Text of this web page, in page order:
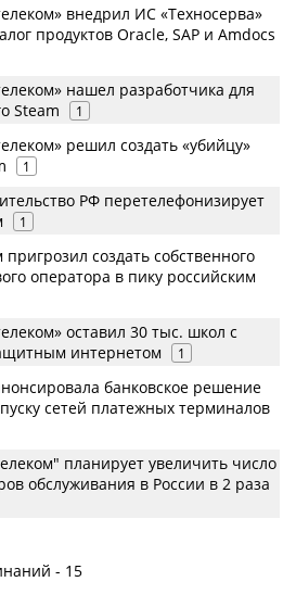
внедрил ИС «Техносерва»
продуктов Oracle, SAP и Amdocs
нашел разработчика для
Steam
1
решил создать «убийцу»
1
РФ перетелефонизирует
1
создать собственного
оператора в пику российским
оставил 30 тыс. школ с
интернетом
1
банковское решение
сетей платежных терминалов
планирует увеличить число
обслуживания в России в 2 раза
- 15